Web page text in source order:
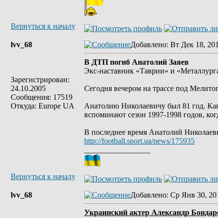
Вернуться к началу
lvv_68
Зарегистрирован:
24.10.2005
Сообщения: 17519
Откуда: Europe UA
Добавлено: Вт Дек 18,
В ДТП погиб Анатолий Заяев
Экс-наставник «Таврии» и
Сегодня вечером на трассе под
Анатолию Николаевичу был 81 год.
вспоминают сезон 1997-1998 годов,
В последнее время Анатолий
http://football.sport.ua/news/175935
Вернуться к началу
lvv_68 Добавлено: Ср Янв 30,
Украинский актер Александр